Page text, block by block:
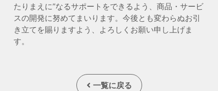
たりまえに”なるサポートをできるよう、商品・サービ
スの開発に努めてまいります。今後とも変わらぬお引
き立てを賜りますよう、よろしくお願い申し上げま
す。
一覧に戻る